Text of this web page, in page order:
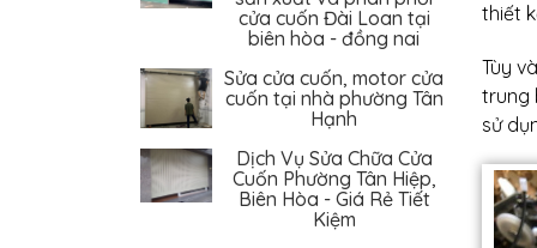
thiết
Tùy
trung
sử
Sửa cửa cuốn, motor cửa
cuốn tại nhà phường Tân
Hạnh
Dịch Vụ Sửa Chữa Cửa
Cuốn Phường Tân Hiệp,
Biên Hòa - Giá Rẻ Tiết
Kiệm
Sửa cửa cuốn Phường An
Bình - Biên Hòa uy tín ,